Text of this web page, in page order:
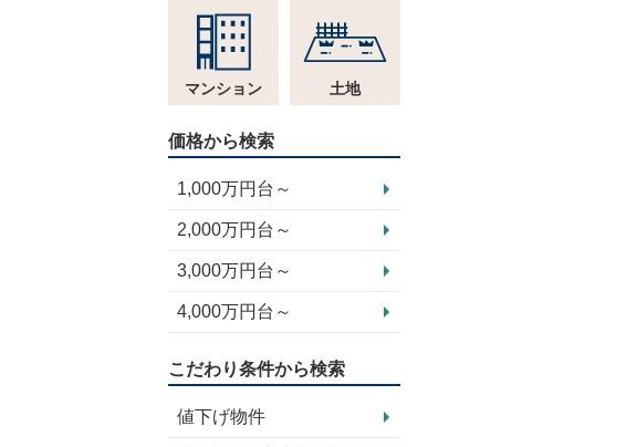
マンション 土地
価格から検索
1,000万円台～
2,000万円台～
3,000万円台～
4,000万円台～
こだわり条件から検索
値下げ物件